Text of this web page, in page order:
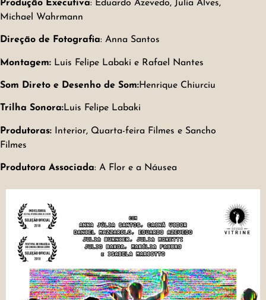
Produção Executiva: Eduardo Azevedo, Julia Alves,
Michael Wahrmann
Direção de Fotografia: Anna Santos
Montagem: Luis Felipe Labaki e Rafael Nantes
Som Direto e Desenho de Som:Henrique Chiurciu
Trilha Sonora:Luis Felipe Labaki
Produtoras:
Interior, Quarta-feira Filmes e Sancho
Filmes
Produtora Associada: A Flor e a Náusea